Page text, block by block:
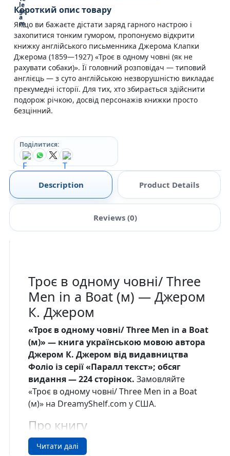
Короткий опис товару
Якщо ви бажаєте дістати заряд гарного настрою і
захопитися тонким гумором, пропонуємо відкрити
книжку англійського письменника Джерома Клапки
Джерома (1859—1927) «Троє в одному човні (як не
рахувати собаки)». Її головний розповідач — типовий
англієць — з суто англійською незворушністю викладає
прекумедні історії. Для тих, хто збирається здійснити
подорож річкою, досвід персонажів книжки просто
безцінний.
Поділитися:
Description Product Details
Reviews (0)
Троє в одному човнi/ Three
Men in a Boat (м) — Джером
К. Джером
«Троє в одному човнi/ Three Men in a Boat
(м)» — книга українською мовою автора
Джером К. Джером від видавництва
Фоліо із серії «Паралл текст»; обсяг
видання — 224 сторінок. Замовляйте
«Троє в одному човнi/ Three Men in a Boat
(м)» на DreamyShelf.com у США.
Про книгу
Якщо ви бажаєте дістати заряд гарного
Читати далі